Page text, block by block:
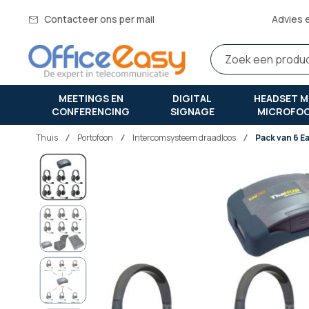
Contacteer ons per mail Advies
MEETINGS EN
CONFERENCING
DIGITAL
SIGNAGE
HEADSET
Thuis portofoon Intercomsysteem draadloos Pack van 6
Ga
naar
het
einde
van
de
afbeeldingen-
gallerij